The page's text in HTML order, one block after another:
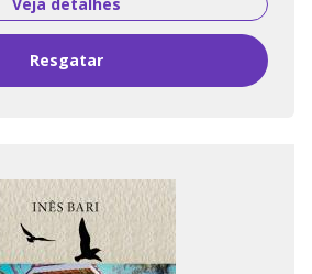
Veja detalhes
Resgatar